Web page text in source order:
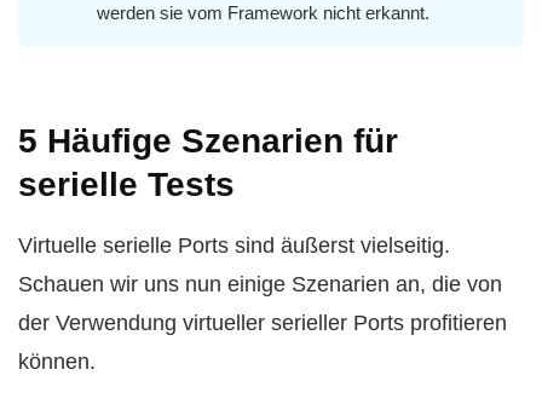
werden sie vom Framework nicht erkannt.
5 Häufige Szenarien für
serielle Tests
Virtuelle serielle Ports sind äußerst vielseitig.
Schauen wir uns nun einige Szenarien an, die von
der Verwendung virtueller serieller Ports profitieren
können.